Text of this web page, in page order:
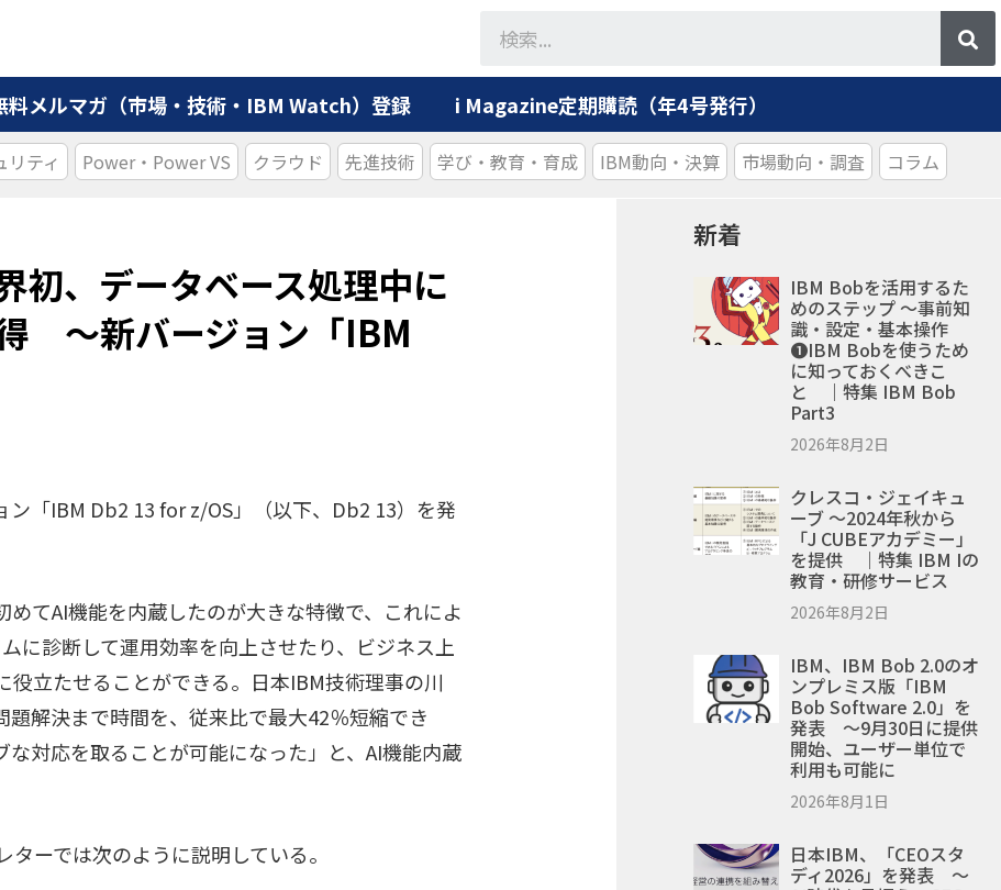
料メルマガ（市場・技術・IBM Watch）登録 i Magazine定期購読（年4号発行）
リティ Power・Power VS クラウド 先進技術 学び・教育・育成 IBM動向・決算 市場動向・調査 コラム
初、データベース処理中に
～新バージョン「IBM
「IBM Db2 13 for z/OS」（以下、Db2 13）を発
てAI機能を内蔵したのが大きな特徴で、これによ
に診断して運用効率を向上させたり、ビジネス上
役立たせることができる。日本IBM技術理事の川
解決まで時間を、従来比で最大42％短縮でき
対応を取ることが可能になった」と、AI機能内蔵
ーでは次のように説明している。
新着
IBM Bobを活用するた
めのステップ ～事前知
識・設定・基本操作
❶IBM Bobを使うため
に知っておくべきこ
と ｜特集 IBM Bob
Part3
2026年8月2日
クレスコ・ジェイキュ
ーブ ～2024年秋から
「J CUBEアカデミー」
を提供 ｜特集 IBM Iの
教育・研修サービス
2026年8月2日
IBM、IBM Bob 2.0のオ
ンプレミス版「IBM
Bob Software 2.0」を
発表 ～9月30日に提供
開始、ユーザー単位で
利用も可能に
2026年8月1日
日本IBM、「CEOスタ
ディ2026」を発表 ～